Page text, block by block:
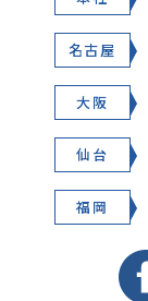
名古屋
大阪
仙台
福岡